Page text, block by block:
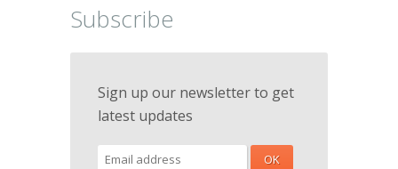
Subscribe
Sign up our newsletter to get
latest updates